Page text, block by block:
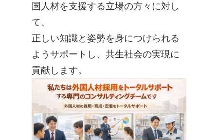
国人材を支援する立場の方々に対し
て、
正しい知識と姿勢を身につけられる
ようサポート し、共生社会の実現に
貢献します。